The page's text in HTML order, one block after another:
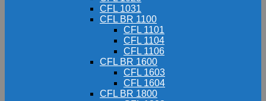
CFL 1031
CFL BR 1100
CFL 1101
CFL 1104
CFL 1106
CFL BR 1600
CFL 1603
CFL 1604
CFL BR 1800